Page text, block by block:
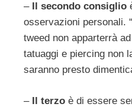
–Il secondo consiglio
osservazioni personali.
tweed non apparterrà
tatuaggi e piercing non
saranno presto
– Il terzo è di essere